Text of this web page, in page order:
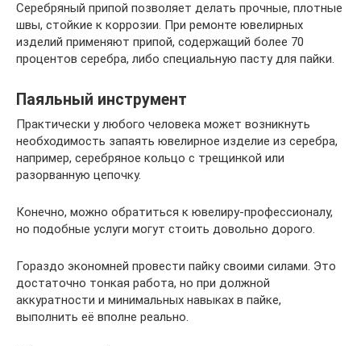
Серебряный припой позволяет делать прочные, плотные
швы, стойкие к коррозии. При ремонте ювелирных
изделий применяют припой, содержащий более 70
процентов серебра, либо специальную пасту для пайки.
Паяльный инструмент
Практически у любого человека может возникнуть
необходимость запаять ювелирное изделие из серебра,
например, серебряное кольцо с трещинкой или
разорванную цепочку.
Конечно, можно обратиться к ювелиру-профессионалу,
но подобные услуги могут стоить довольно дорого.
Гораздо экономней провести пайку своими силами. Это
достаточно тонкая работа, но при должной
аккуратности и минимальных навыках в пайке,
выполнить её вполне реально.